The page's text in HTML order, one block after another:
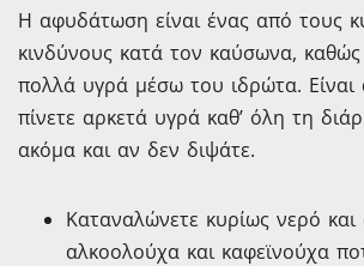
Η αφυδάτωση είναι ένας από τους
κινδύνους κατά τον καύσωνα,
πολλά υγρά μέσω του ιδρώτα. Είναι
πίνετε αρκετά υγρά καθ’ όλη τη
ακόμα και αν δεν διψάτε.
Καταναλώνετε κυρίως νερό
αλκοολούχα και καφεϊνούχα